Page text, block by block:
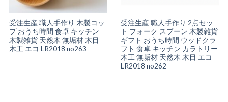
受注生産 職人手作り 木製コッ
プ おうち時間 食卓 キッチン
木製雑貨 天然木 無垢材 木目
木工 エコ LR2018 no263
受注生産 職人手作り 2点セッ
ト フォーク スプーン 木製雑貨
ギフト おうち時間 ウッドクラ
フト 食卓 キッチン カラトリー
木工 無垢材 天然木 木目 エコ
LR2018 no262